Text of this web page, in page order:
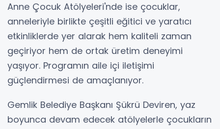
Anne Çocuk Atölyeleri'nde ise çocuklar,
anneleriyle birlikte çeşitli eğitici ve yaratıcı
etkinliklerde yer alarak hem kaliteli zaman
geçiriyor hem de ortak üretim deneyimi
yaşıyor. Programın aile içi iletişimi
güçlendirmesi de amaçlanıyor.
Gemlik Belediye Başkanı Şükrü Deviren, yaz
boyunca devam edecek atölyelerle çocukların